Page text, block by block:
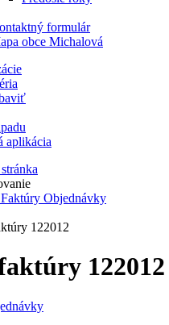
formulár
obce Michalová
aplikácia
Objednávky
122012
122012